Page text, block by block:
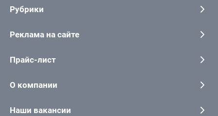
Рубрики
Реклама на сайте
Прайс-лист
О компании
Наши вакансии